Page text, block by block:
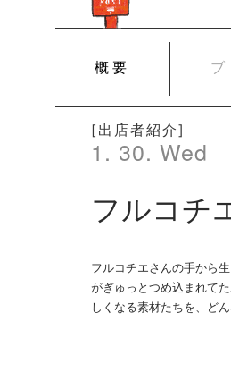
CONTENT
概要 ブ
[出店者紹介]
1. 30. Wed
フルコチ
フルコチエさんの手から
がぎゅっとつめ込まれて
しくなる素材たちを、ど